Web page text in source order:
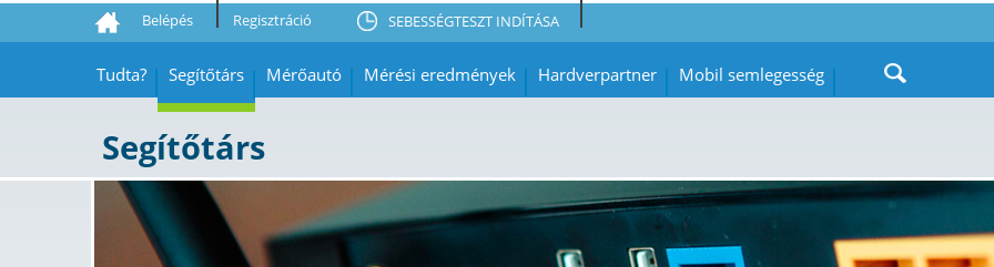
Belépés Regisztráció SEBESSÉGTESZT INDÍTÁSA
Tudta? Segítőtárs Mérőautó Mérési eredmények Hardverpartner Mobil semlegesség
Segítőtárs